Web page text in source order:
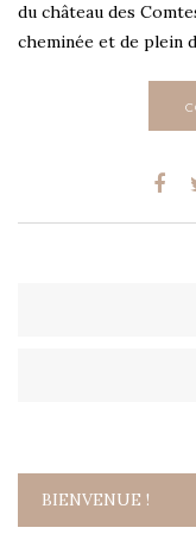
du château des
cheminée et de plein
BIENVENUE !